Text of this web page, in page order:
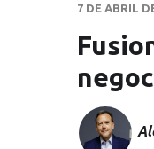
7 DE ABRIL